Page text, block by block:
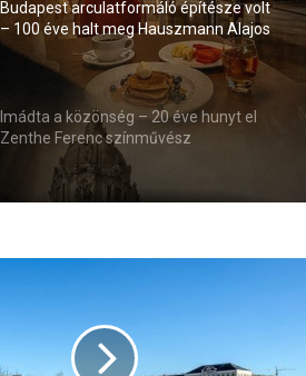
Budapest arculatformáló építésze volt
– 100 éve halt meg Hauszmann Alajos
Imádta a közönség – 20 éve hunyt el
Zenthe Ferenc színművész